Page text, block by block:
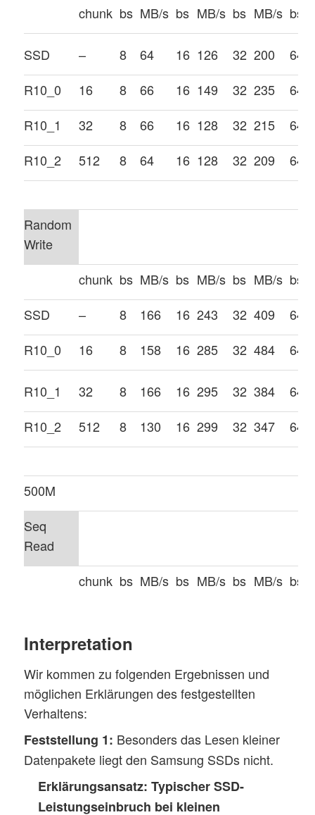
chunk bs MB/s bs MB/s bs MB/s bs
SSD – 8 64 16 126 32 200 64
R10_0
16 8 66 16 149 32 235 64
R10_1
32 8 66 16 128 32 215 64
R10_2
512 8 64 16 128 32 209 64
Random
Write
chunk bs MB/s bs MB/s bs MB/s bs
SSD
– 8 166 16 243 32 409 64
R10_0
16 8 158 16 285 32 484 64
R10_1 32 8 166 16 295 32 384 64
R10_2
512 8 130 16 299 32 347 64
500M
Seq
Read
chunk bs MB/s bs MB/s bs MB/s bs
R10_0
R10_1
32 8 16 355 32 432
Seq
Interpretation
Wir kommen zu folgenden Ergebnissen und
möglichen Erklärungen des festgestellten
Verhaltens:
Feststellung 1: Besonders das Lesen kleiner
Datenpakete liegt den Samsung SSDs nicht.
Erklärungsansatz: Typischer SSD-
Leistungseinbruch bei kleinen